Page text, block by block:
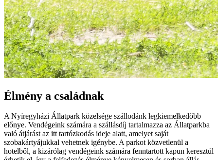
Élmény a családnak
A Nyíregyházi Állatpark közelsége szállodánk legkiemelkedőbb
előnye. Vendégeink számára a szállásdíj tartalmazza az Állatparkba
való átjárást az itt tartózkodás ideje alatt, amelyet saját
szobakártyájukkal vehetnek igénybe. A parkot közvetlenül a
hotelből, a kizárólag vendégeink számára fenntartott kapun keresztül